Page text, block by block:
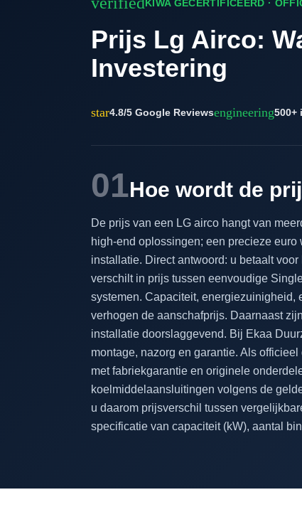
KIWA GECERTIFICEERD ·
Prijs Lg Airco:
Investering
star4.8/5 Google Reviewsengineering500+
01Hoe wordt de
De prijs van een LG airco hangt van
high-end oplossingen; een precieze
installatie. Direct antwoord: u betaalt
verschilt in prijs tussen eenvoudige
systemen. Capaciteit, energiezuinigheid,
verhogen de aanschafprijs. Daarnaast
installatie doorslaggevend. Bij Ekaa
montage, nazorg en garantie. Als
met fabriekgarantie en originele
koelmiddelaansluitingen volgens de
u daarom prijsverschil tussen
specificatie van capaciteit (kW), aantal